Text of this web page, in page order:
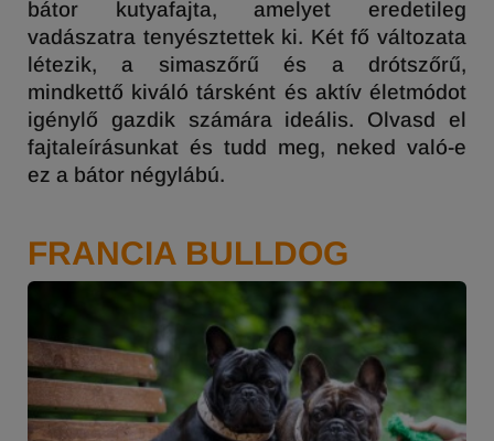
bátor kutyafajta, amelyet eredetileg
vadászatra tenyésztettek ki. Két fő változata
létezik, a simaszőrű és a drótszőrű,
mindkettő kiváló társként és aktív életmódot
igénylő gazdik számára ideális. Olvasd el
fajtaleírásunkat és tudd meg, neked való-e
ez a bátor négylábú.
FRANCIA BULLDOG